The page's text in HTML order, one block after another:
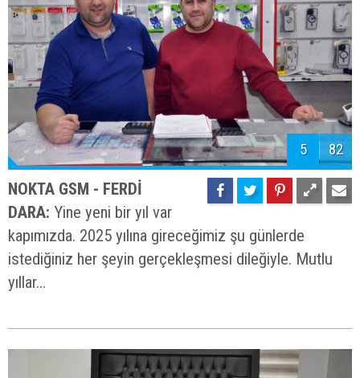
5 82
NOKTA GSM - FERDİ
DARA: Yine yeni bir yıl var
kapımızda. 2025 yılına gireceğimiz şu günlerde
istediğiniz her şeyin gerçekleşmesi dileğiyle. Mutlu
yıllar…